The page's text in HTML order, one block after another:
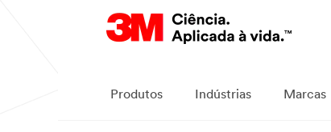
Produtos Indústrias Marcas